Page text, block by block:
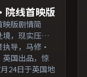
院线首映版
版剧情简
，现实压力
执导，马修·
国出品，惊
24日于英国地